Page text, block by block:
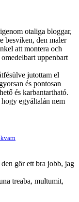
otaliga bloggar,
besviken, den maler
att montera och
uppenbart
jutottam el
és pontosan
és karbantartható.
egyáltalán nem
gör ett bra jobb, jag
treaba, multumit,